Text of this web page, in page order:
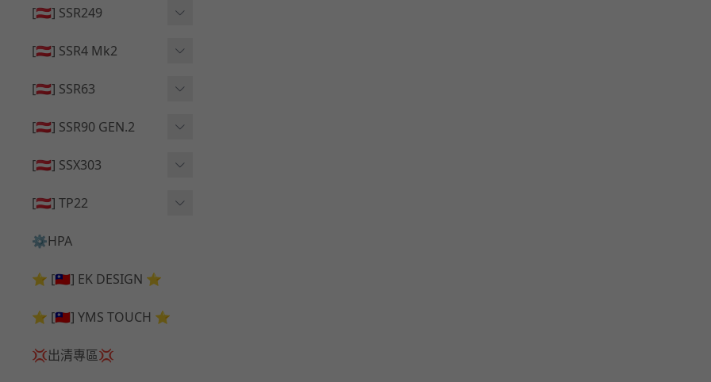
🔄 原廠 ⧸ 零件
[🇦🇹] SSR249
🟦 主體 ⧸ 彈匣
[🇦🇹] SSR4 Mk2
🟦 主體 ⧸ 彈匣
[🇦🇹] SSR63
🆙 升級 ⧸ 部件
[🇦🇹] SSR90 GEN.2
🆙 升級 ⧸ 部件
[🇦🇹] SSX303
🔄 原廠 ⧸ 零件
🆙 升級 ⧸ 部件
[🇦🇹] TP22
🔄 原廠 ⧸ 零件
🆙 升級 ⧸ 部件
⚙️HPA
⭐ [🇹🇼] EK DESIGN ⭐
⭐ [🇹🇼] YMS TOUCH ⭐
💢出清專區💢